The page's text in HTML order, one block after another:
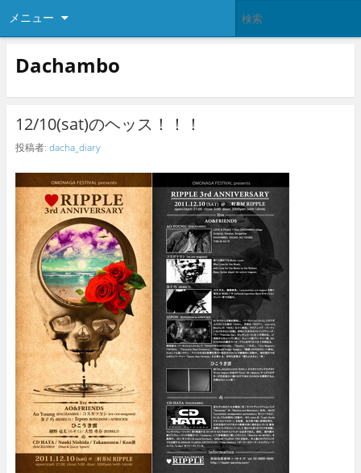
メニュー
Dachambo
12/10(sat)のヘッス！！！
投稿者: dacha_diary